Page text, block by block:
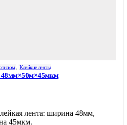
, Клейкие ленты
48мм×50м×45мкм
лента: ширина 48мм,
45мкм.